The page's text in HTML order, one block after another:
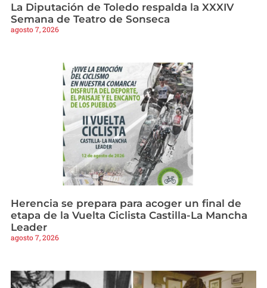
La Diputación de Toledo respalda la XXXIV
Semana de Teatro de Sonseca
agosto 7, 2026
Herencia se prepara para acoger un final de
etapa de la Vuelta Ciclista Castilla-La Mancha
Leader
agosto 7, 2026